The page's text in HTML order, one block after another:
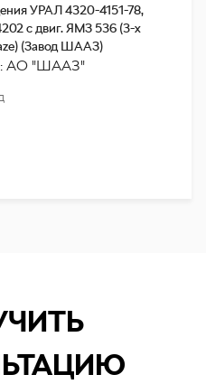
УРАЛ 4320-4151-78,
с двиг. ЯМЗ 536 (3-х
(Завод ШААЗ)
АО "ШААЗ"